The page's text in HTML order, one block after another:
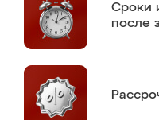
Сроки
после